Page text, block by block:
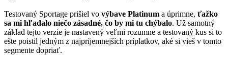
Testovaný Sportage prišiel vo výbave Platinum a úprimne, ťažko
sa mi hľadalo niečo zásadné, čo by mi tu chýbalo. Už samotný
základ tejto verzie je nastavený veľmi rozumne a testovaný kus si to
ešte poistil jedným z najpríjemnejších príplatkov, aké si vieš v tomto
segmente dopriať.